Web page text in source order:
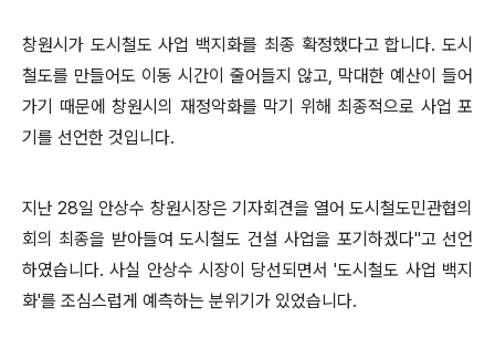
창원시가 도시철도 사업 백지화를 최종 확정했다고 합니다. 도시
철도를 만들어도 이동 시간이 줄어들지 않고, 막대한 예산이 들어
가기 때문에 창원시의 재정악화를 막기 위해 최종적으로 사업 포
기를 선언한 것입니다.
지난 28일 안상수 창원시장은 기자회견을 열어 도시철도민관협의
회의 최종을 받아들여 도시철도 건설 사업을 포기하겠다"고 선언
하였습니다. 사실 안상수 시장이 당선되면서 '도시철도 사업 백지
화'를 조심스럽게 예측하는 분위기가 있었습니다.